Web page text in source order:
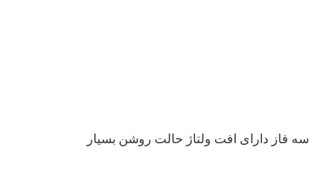
مزایا ، معایب و ویژگیها در مقایسه با BJT , Mosfet در حالت روشن چگالی زیاد هدایت جریان مستقیم و افت کم ولتاژ مستقیم: IGBT سه فاز دارای افت ولتاژ حالت روشن بسیار